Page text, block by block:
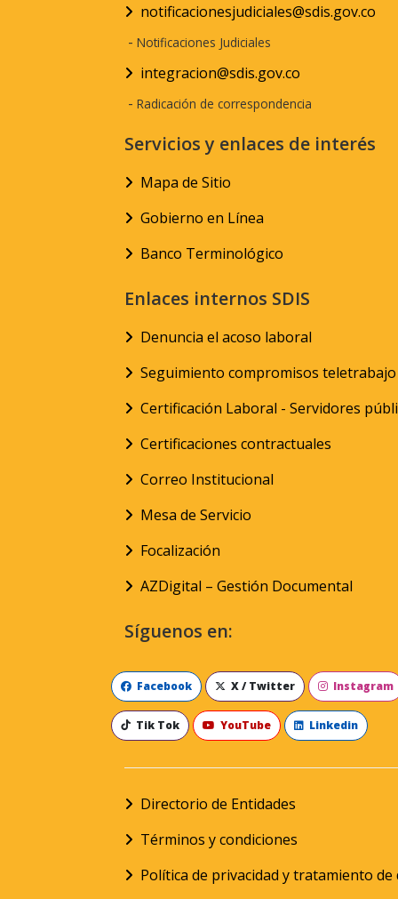
notificacionesjudiciales@sdis.gov.co
- Notificaciones Judiciales
integracion@sdis.gov.co
- Radicación de correspondencia
Servicios y enlaces de interés
Mapa de Sitio
Gobierno en Línea
Banco Terminológico
Enlaces internos SDIS
Denuncia el acoso laboral
Seguimiento compromisos teletrabajo
Certificación Laboral - Servidores
Certificaciones contractuales
Correo Institucional
Mesa de Servicio
Focalización
AZDigital – Gestión Documental
Síguenos en:
Facebook X / Twitter Instagram
Tik Tok YouTube Linkedin
Directorio de Entidades
Términos y condiciones
Política de privacidad y tratamiento